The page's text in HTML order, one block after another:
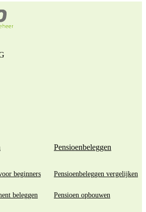
beginners
beleggen
Pensioenbeleggen
Pensioenbeleggen vergelijken
Pensioen opbouwen